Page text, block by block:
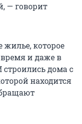
— говорит
жилье, которое
время и даже в
строились дома с
находится